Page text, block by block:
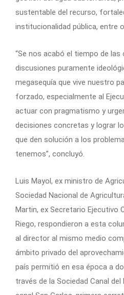
sustentable del recurso,
institucionalidad pública, entre
“Se nos acabó el tiempo de las
discusiones puramente
megasequía que vive nuestro
forzado, especialmente al
actuar con pragmatismo y
decisiones concretas y lograr
que den solución a los
tenemos”, concluyó.
Luis Mayol, ex ministro de
Sociedad Nacional de
Martin, ex Secretario Ejecutivo
Riego, respondieron a esta
al director al mismo medio
ámbito privado del
país permitió en esa época a
través de la Sociedad Canal